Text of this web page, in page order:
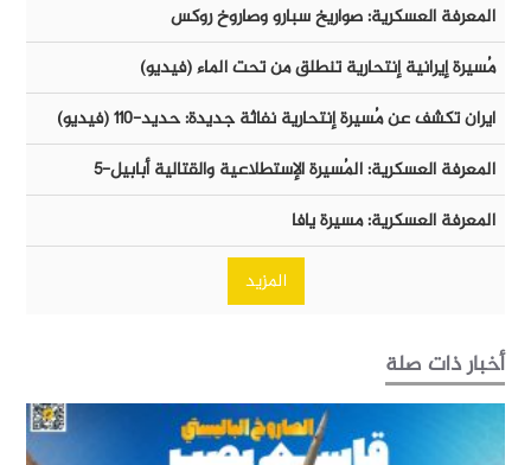
المعرفة العسكرية: صواريخ سبارو وصاروخ روكس
مُسيرة إيرانية إنتحارية تنطلق من تحت الماء (فيديو)
ايران تكشف عن مُسيرة إنتحارية نفاثة جديدة: حديد-١١٠ (فيديو)
المعرفة العسكرية: المُسيرة الإستطلاعية والقتالية أبابيل-٥
المعرفة العسكرية: مسيرة يافا
المزيد
أخبار ذات صلة